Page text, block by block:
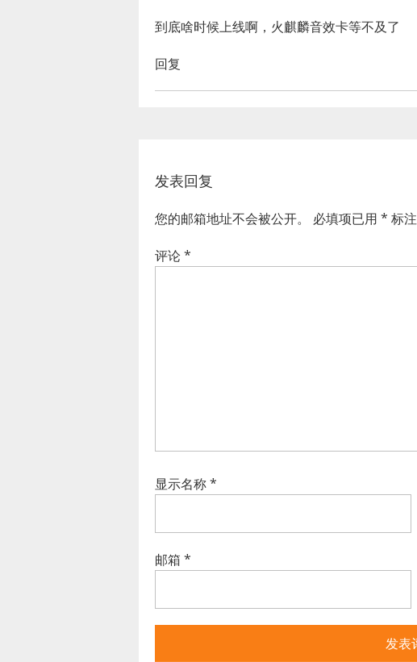
到底啥时候上线啊，火麒麟音效卡等不及了
回复
发表回复
您的邮箱地址不会被公开。 必填项已用 * 标注
评论*
显示名称*
邮箱 *